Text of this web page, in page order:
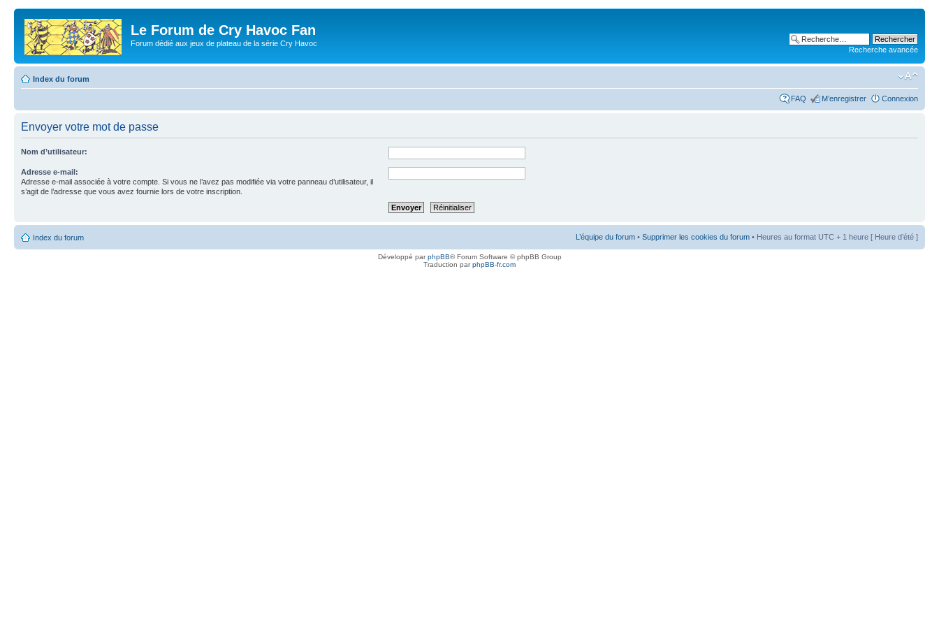
Le Forum de Cry Havoc Fan
Forum dédié aux jeux de plateau de la série Cry Havoc
Recherche avancée
Index du forum
FAQ M’enregistrer Connexion
Envoyer votre mot de passe
Nom d’utilisateur:
Adresse e-mail:
Adresse e-mail associée à votre compte. Si vous ne l’avez pas modifiée via votre panneau d’utilisateur, il
s’agit de l’adresse que vous avez fournie lors de votre inscription.
Index du forum L’équipe du forum • Supprimer les cookies du forum • Heures au format UTC + 1 heure [ Heure d’été ]
Développé parphpBB® Forum Software © phpBB Group
Traduction parphpBB-fr.com